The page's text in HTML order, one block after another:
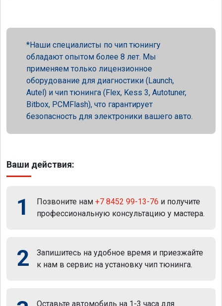
Наши специалисты по чип тюнингу
обладают опытом более 8 лет. Мы
применяем только лицензионное
оборудование для диагностики (Launch,
Autel) и чип тюнинга (Flex, Kess 3, Autotuner,
Bitbox, PCMFlash), что гарантирует
безопасность для электроники вашего авто.
Ваши действия:
1 Позвоните нам +7 8452 99-13-76 и получите
профессиональную консультацию у мастера.
2
Запишитесь на удобное время и приезжайте
к нам в сервис на установку чип тюнинга.
Оставьте автомобиль на 1-3 часа для